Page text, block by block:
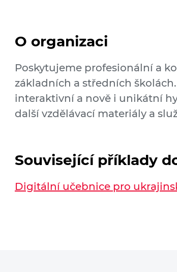
O organizaci
Poskytujeme profesionální a
základních a středních
interaktivní a nově i unikátní
další vzdělávací materiály a
Související příklady
Digitální učebnice pro